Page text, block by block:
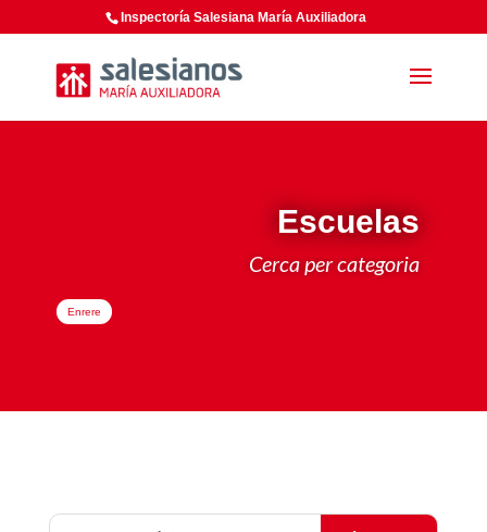
Inspectoría Salesiana María Auxiliadora
Escuelas
Cerca per categoria
Enrere